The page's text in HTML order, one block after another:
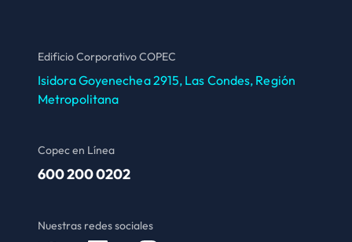
Edificio Corporativo COPEC
Isidora Goyenechea 2915, Las Condes, Región
Metropolitana
Copec en Línea
600 200 0202
Nuestras redes sociales